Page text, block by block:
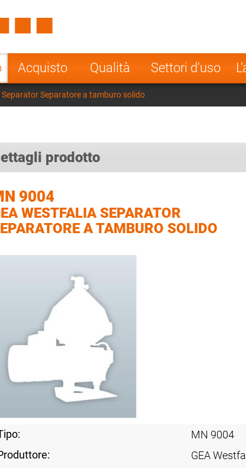
Acquisto Qualità Settori d'uso
Poland
Separator Separatore a tamburo solido
prodotto
9004
WESTFALIA SEPARATOR
A TAMBURO SOLIDO
MN 9004
GEA